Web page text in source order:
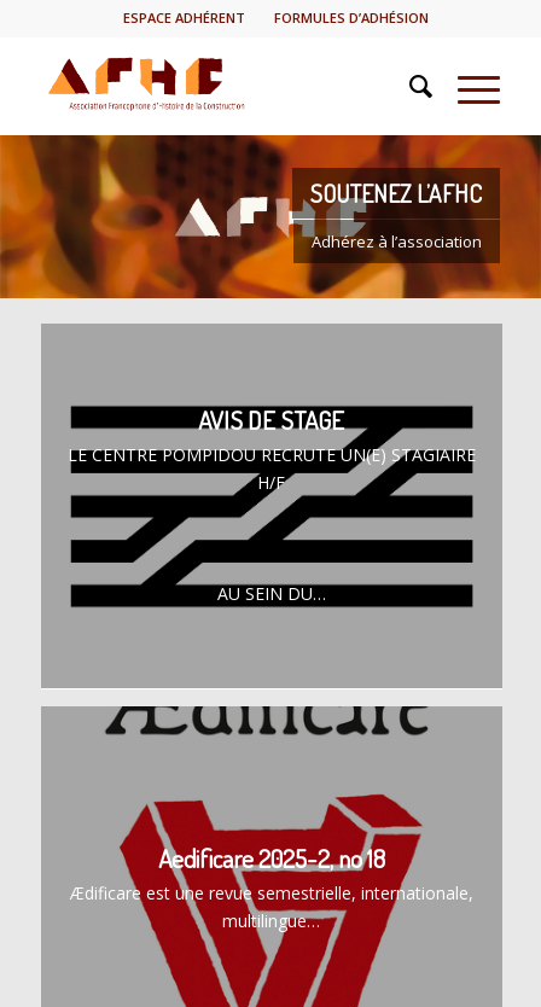
ESPACE ADHÉRENT FORMULES D’ADHÉSION
SOUTENEZ L’AFHC
Adhérez à l’association
AVIS DE STAGE
LE CENTRE POMPIDOU RECRUTE UN(E) STAGIAIRE
H/F
AU SEIN DU…
Aedificare 2025-2, no 18
Ædificare est une revue semestrielle, internationale,
multilingue…